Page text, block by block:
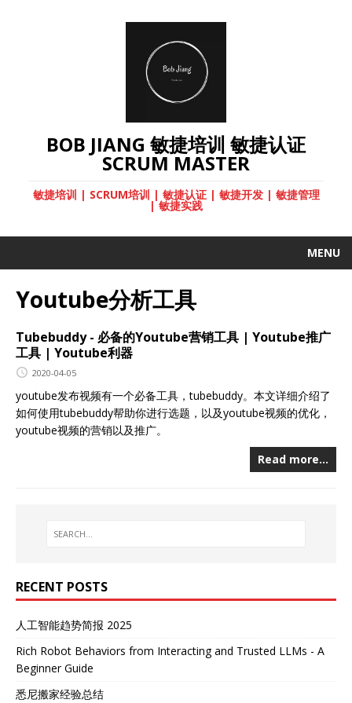
BOB JIANG 敏捷培训 敏捷认证
SCRUM MASTER
敏捷培训 | SCRUM培训 | 敏捷认证 | 敏捷开发 | 敏捷管理
| 敏捷实践
MENU
Youtube分析工具
Tubebuddy - 必备的Youtube营销工具 | Youtube推广
工具 | Youtube利器
2020-04-05
youtube发布视频有一个必备工具，tubebuddy。本文详细介绍了
如何使用tubebuddy帮助你进行选题，以及youtube视频的优化，
youtube视频的营销以及推广。
Read more…
RECENT POSTS
人工智能趋势简报 2025
Rich Robot Behaviors from Interacting and Trusted LLMs - A
Beginner Guide
悉尼搬家经验总结